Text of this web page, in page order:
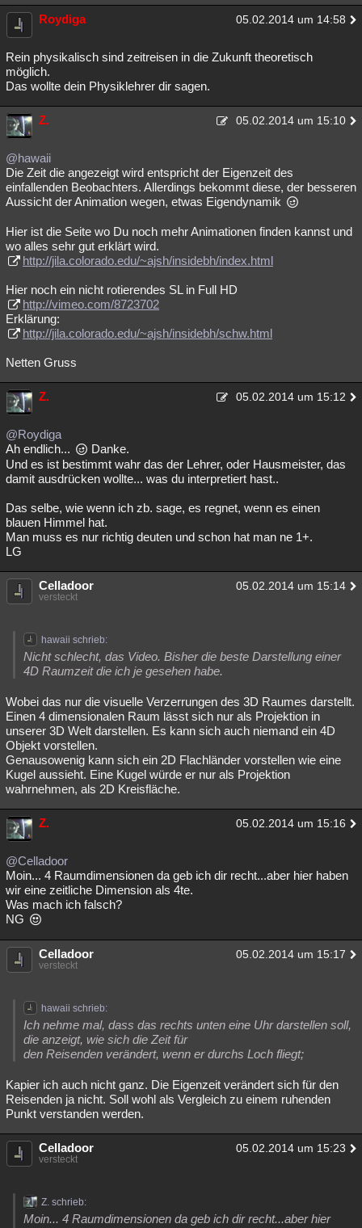
Roydiga 05.02.2014 um 14:58
Rein physikalisch sind zeitreisen in die Zukunft theoretisch
möglich.
Das wollte dein Physiklehrer dir sagen.
Z. 05.02.2014 um 15:10
@hawaii
Die Zeit die angezeigt wird entspricht der Eigenzeit des
einfallenden Beobachters. Allerdings bekommt diese, der besseren
Aussicht der Animation wegen, etwas Eigendynamik
Hier ist die Seite wo Du noch mehr Animationen finden kannst und
wo alles sehr gut erklärt wird.
http://jila.colorado.edu/~ajsh/insidebh/index.html
Hier noch ein nicht rotierendes SL in Full HD
http://vimeo.com/8723702
Erklärung:
http://jila.colorado.edu/~ajsh/insidebh/schw.html
Netten Gruss
Z. 05.02.2014 um 15:12
@Roydiga
Ah endlich...
Danke.
Und es ist bestimmt wahr das der Lehrer, oder Hausmeister, das
damit ausdrücken wollte... was du interpretiert hast..
Das selbe, wie wenn ich zb. sage, es regnet, wenn es einen
blauen Himmel hat.
Man muss es nur richtig deuten und schon hat man ne 1+.
LG
Celladoor 05.02.2014 um 15:14
versteckt
hawaii schrieb:
Nicht schlecht, das Video. Bisher die beste Darstellung einer
4D Raumzeit die ich je gesehen habe.
Wobei das nur die visuelle Verzerrungen des 3D Raumes darstellt.
Einen 4 dimensionalen Raum lässt sich nur als Projektion in
unserer 3D Welt darstellen. Es kann sich auch niemand ein 4D
Objekt vorstellen.
Genausowenig kann sich ein 2D Flachländer vorstellen wie eine
Kugel aussieht. Eine Kugel würde er nur als Projektion
wahrnehmen, als 2D Kreisfläche.
Z. 05.02.2014 um 15:16
@Celladoor
Moin... 4 Raumdimensionen da geb ich dir recht...aber hier haben
wir eine zeitliche Dimension als 4te.
Was mach ich falsch?
NG
Celladoor 05.02.2014 um 15:17
versteckt
hawaii schrieb:
Ich nehme mal, dass das rechts unten eine Uhr darstellen soll,
die anzeigt, wie sich die Zeit für
den Reisenden verändert, wenn er durchs Loch fliegt;
Kapier ich auch nicht ganz. Die Eigenzeit verändert sich für den
Reisenden ja nicht. Soll wohl als Vergleich zu einem ruhenden
Punkt verstanden werden.
Celladoor 05.02.2014 um 15:23
versteckt
Z. schrieb:
Moin... 4 Raumdimensionen da geb ich dir recht...aber hier